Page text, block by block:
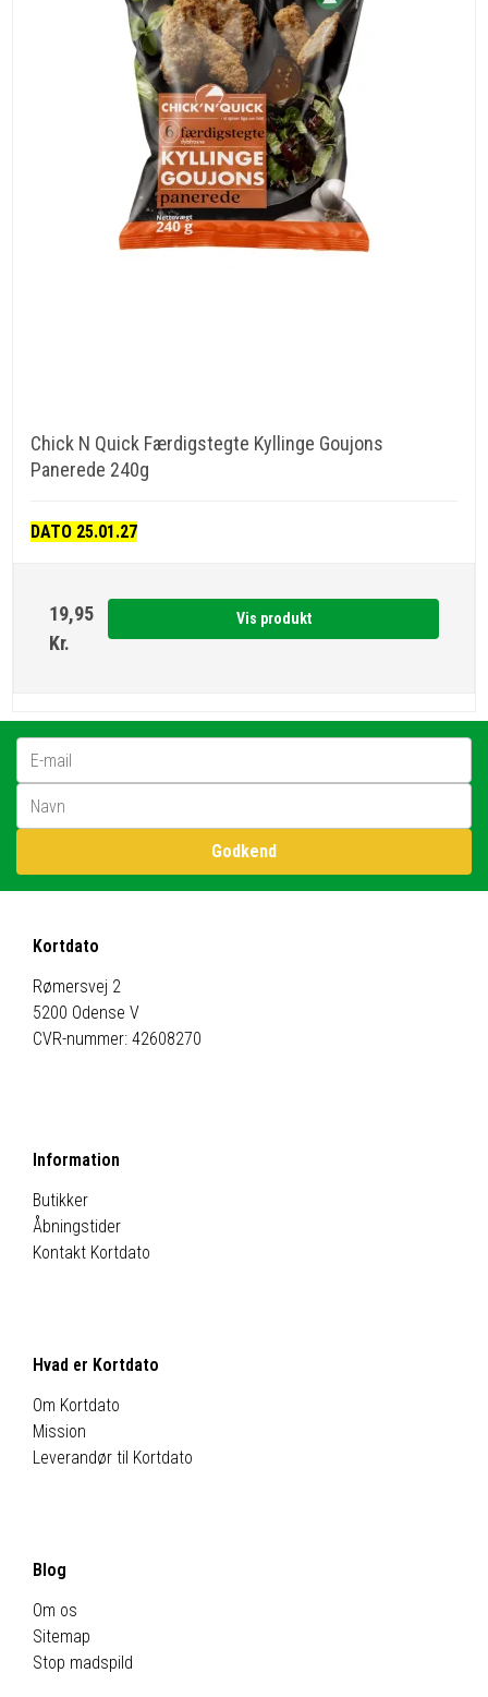
Chick N Quick Færdigstegte Kyllinge Goujons
Panerede 240g
DATO 25.01.27
19,95
Kr.
Vis produkt
E-mail
Godkend
Kortdato
Rømersvej 2
5200 Odense V
CVR-nummer: 42608270
Information
Butikker
Åbningstider
Kontakt Kortdato
Hvad er Kortdato
Om Kortdato
Mission
Leverandør til Kortdato
Blog
Om os
Sitemap
Stop madspild